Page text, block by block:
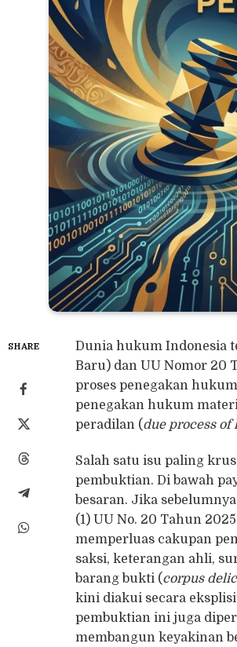
SHARE
Dunia hukum Indonesia
Baru) dan UU Nomor 20
proses penegakan
penegakan hukum
peradilan (due process of
Salah satu isu paling
pembuktian. Di bawah
besaran. Jika
(1) UU No. 20 Tahun
memperluas cakupan
saksi, keterangan ahli,
barang bukti (corpus
kini diakui secara
pembuktian ini juga
membangun keyakinan